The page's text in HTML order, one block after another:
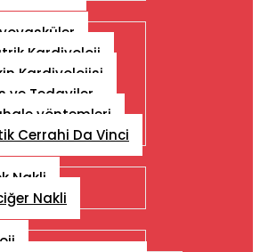
Kardiyoloji
Kardiyolojisi
ve Tedaviler
yöntemleri
Cerrahi Da Vinci
Nakli
Nakli